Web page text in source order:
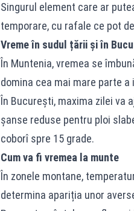
Singurul element care ar
temporare, cu rafale ce pot
Vreme în sudul țării și în
În Muntenia, vremea se
domina cea mai mare parte
În București, maxima zilei va
șanse reduse pentru ploi
coborî spre 15 grade.
Cum va fi vremea la munte
În zonele montane,
determina apariția unor